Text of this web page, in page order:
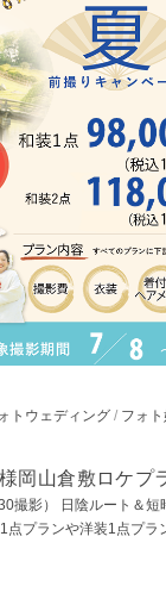
トウェディング / フォ
岡山倉敷ロケプ
撮影） 日陰ルート＆
点プランや洋装1点プラ